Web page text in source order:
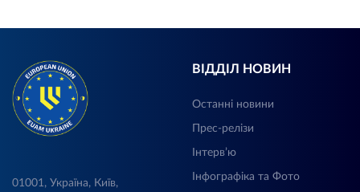
01001, Україна, Київ,
ВІДДІЛ НОВИН
Останні новини
Прес-релізи
Інтерв’ю
Інфографіка та Фото